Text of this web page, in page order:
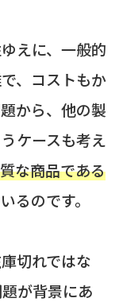
えに、一般的
、コストもか
から、他の製
ケースも考え
な商品である
るのです。
切れではな
が背景にあ